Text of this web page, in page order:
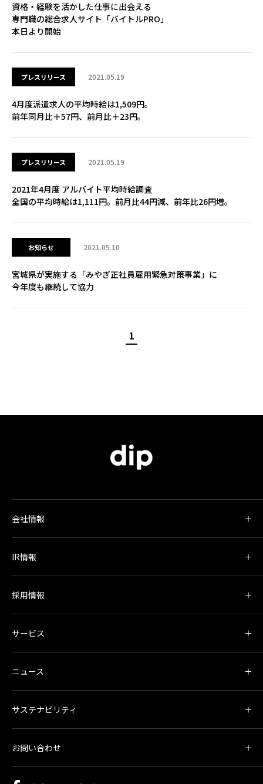
資格・経験を活かした仕事に出会える
専門職の総合求人サイト「バイトルPRO」
本日より開始
プレスリリース 2021.05.19
4月度派遣求人の平均時給は1,509円。
前年同月比＋57円、前月比＋23円。
プレスリリース 2021.05.19
2021年4月度 アルバイト平均時給調査
全国の平均時給は1,111円。前月比44円減、前年比26円増。
お知らせ 2021.05.10
宮城県が実施する「みやぎ正社員雇用緊急対策事業」に
今年度も継続して協力
1
会社情報
IR情報
採用情報
サービス
ニュース
サステナビリティ
お問い合わせ